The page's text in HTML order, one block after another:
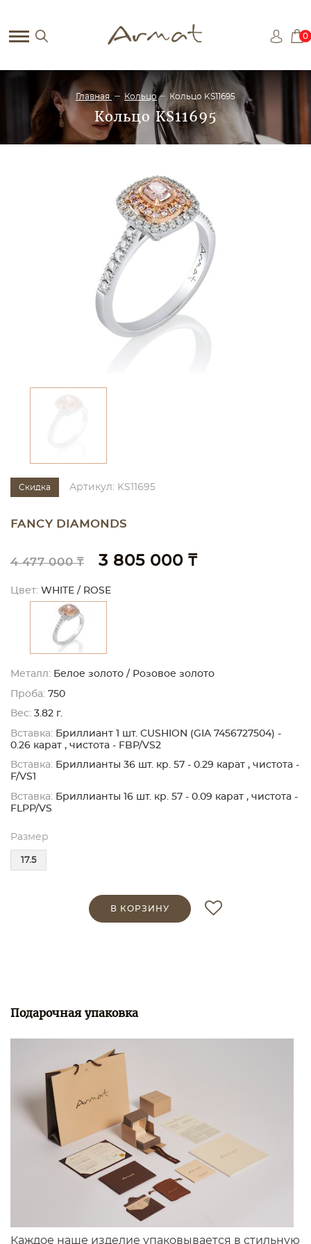
0
Главная Кольцо Кольцо KS11695
Кольцо KS11695
Скидка Артикул: KS11695
FANCY DIAMONDS
4 477 000 ₸ 3 805 000 ₸
Цвет: WHITE / ROSE
Металл: Белое золото / Розовое золото
Проба: 750
Вес: 3.82 г.
Вставка: Бриллиант 1 шт. CUSHION (GIA 7456727504) -
0.26 карат , чистота - FBP/VS2
Вставка: Бриллианты 36 шт. кр. 57 - 0.29 карат , чистота -
F/VS1
Вставка: Бриллианты 16 шт. кр. 57 - 0.09 карат , чистота -
FLPP/VS
Размер
17.5
В КОРЗИНУ
Подарочная упаковка
Каждое наше изделие упаковывается в стильную